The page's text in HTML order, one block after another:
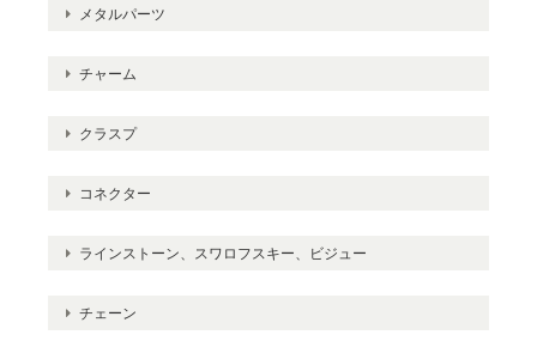
メタルパーツ
チャーム
クラスプ
コネクター
ラインストーン、スワロフスキー、ビジュー
チェーン